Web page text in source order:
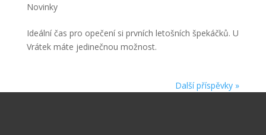
Novinky
Ideální čas pro opečení si prvních letošních špekáčků. U
Vrátek máte jedinečnou možnost.
Další příspěvky »